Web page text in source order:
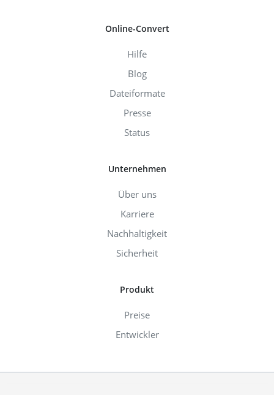
Online-Convert
Hilfe
Blog
Dateiformate
Presse
Status
Unternehmen
Über uns
Karriere
Nachhaltigkeit
Sicherheit
Produkt
Preise
Entwickler